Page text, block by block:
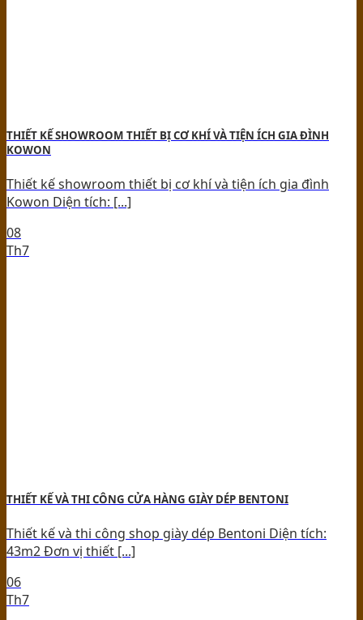
THIẾT KẾ SHOWROOM THIẾT BỊ CƠ KHÍ VÀ TIỆN ÍCH GIA ĐÌNH
KOWON
Thiết kế showroom thiết bị cơ khí và tiện ích gia đình
Kowon Diện tích: [...]
08
Th7
THIẾT KẾ VÀ THI CÔNG CỬA HÀNG GIÀY DÉP BENTONI
Thiết kế và thi công shop giày dép Bentoni Diện tích:
43m2 Đơn vị thiết [...]
06
Th7